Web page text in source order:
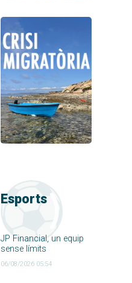
Esports
JP Financial, un equip
sense límits
06/08/2026 05:54